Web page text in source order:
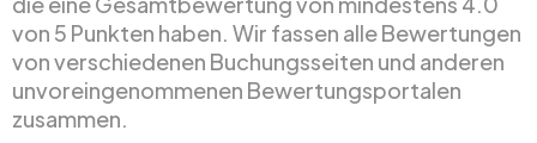
von 5 Punkten haben. Wir fassen alle Bewertungen
von verschiedenen Buchungsseiten und anderen
unvoreingenommenen Bewertungsportalen
zusammen.